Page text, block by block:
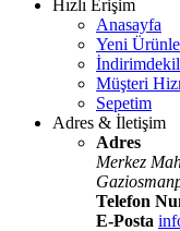
Hızlı Erişim
Anasayfa
Yeni
Müşteri
Sepetim
Adres & İletişim
Adres
Merkez
Telefon
E-Posta